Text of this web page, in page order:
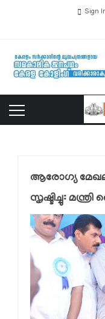
Sign
ആരോഗ്യ
സൃഷ്ടിച്ചു: